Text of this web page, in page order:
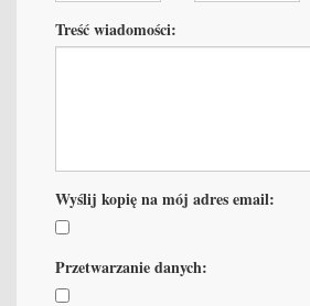
Treść wiadomości:
Wyślij kopię na mój adres email:
Przetwarzanie danych: